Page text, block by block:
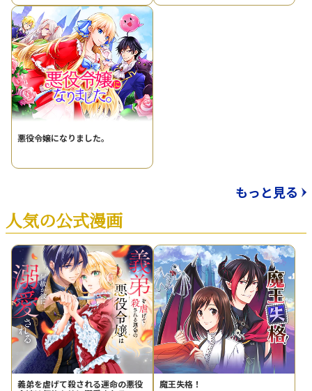
悪役令嬢になりました。
もっと見る
人気の公式漫画
義弟を虐げて殺される運命の悪役
魔王失格！